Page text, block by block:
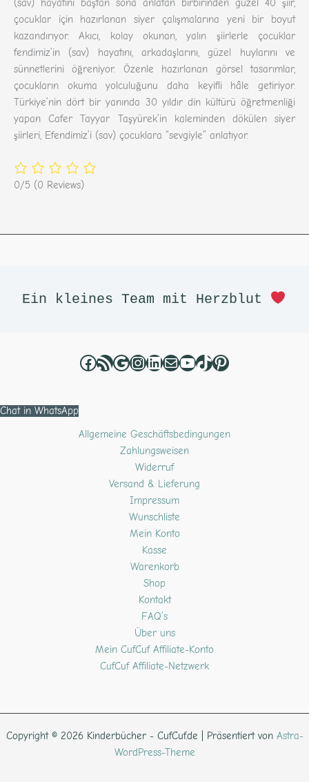
(sav) hayatını baştan sona anlatan birbirinden güzel 40 şiir,
çocuklar için hazırlanan siyer çalışmalarına yeni bir boyut
kazandırıyor. Akıcı, kolay okunan, yalın şiirlerle çocuklar
fendimiz’in (sav) hayatını, arkadaşlarını, güzel huylarını ve
sünnetlerini öğreniyor. Özenle hazırlanan görsel tasarımlar,
çocukların okuma yolculuğunu daha keyifli hâle getiriyor.
Türkiye’nin dört bir yanında 30 yıldır din kültürü öğretmenliği
yapan Cafer Tayyar Taşyürek’in kaleminden dökülen siyer
şiirleri, Efendimiz’i (sav) çocuklara “sevgiyle” anlatıyor.
0/5 (0 Reviews)
Ein kleines Team mit Herzblut
Chat in WhatsApp
Allgemeine Geschäftsbedingungen
Zahlungsweisen
Widerruf
Versand & Lieferung
Impressum
Wunschliste
Mein Konto
Kasse
Warenkorb
Shop
Kontakt
FAQ’s
Über uns
Mein CufCuf Affiliate-Konto
CufCuf Affiliate-Netzwerk
Copyright © 2026 Kinderbücher - CufCuf.de | Präsentiert von Astra-
WordPress-Theme